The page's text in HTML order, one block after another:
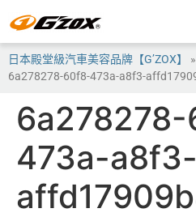
日本殿堂級汽車美容品牌【G’ZOX】 »
6a278278-60f8-473a-a8f3-
473a-a8f3-